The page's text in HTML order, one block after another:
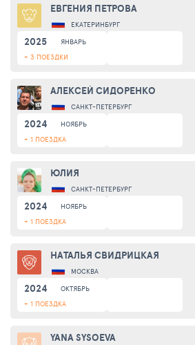
ЕВГЕНИЯ ПЕТРОВА
ЕКАТЕРИНБУРГ
2025
ЯНВАРЬ
+ 3 ПОЕЗДКИ
АЛЕКСЕЙ СИДОРЕНКО
САНКТ-ПЕТЕРБУРГ
2024
НОЯБРЬ
+ 1 ПОЕЗДКА
ЮЛИЯ
САНКТ-ПЕТЕРБУРГ
2024
НОЯБРЬ
+ 1 ПОЕЗДКА
НАТАЛЬЯ СВИДРИЦКАЯ
МОСКВА
2024
ОКТЯБРЬ
+ 1 ПОЕЗДКА
YANA SYSOEVA